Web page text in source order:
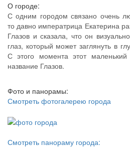
О городе:
С одним городом связано очень
то давно императрица Екатерина
Глазов и сказала, что он
глаз, который может заглянуть в
С этого момента этот
название Глазов.
Фото и панорамы:
Смотреть фотогалерею города
Смотреть панораму города: